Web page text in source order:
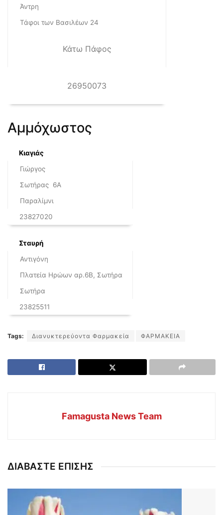
Άντρη
Τάφοι των Βασιλέων 24
Κάτω Πάφος
26950073
Αμμόχωστος
Κιαγιάς
Γιώργος
Σωτήρας 6Α
Παραλίμνι
23827020
Σταυρή
Αντιγόνη
Πλατεία Ηρώων αρ.6Β, Σωτήρα
Σωτήρα
23825511
Tags: Διανυκτερεύοντα Φαρμακεία ΦΑΡΜΑΚΕΙΑ
Famagusta News Team
ΔΙΑΒΑΣΤΕ ΕΠΙΣΗΣ